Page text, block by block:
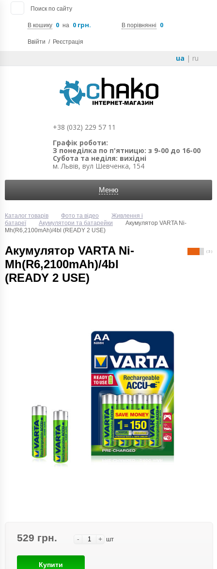
Поиск по сайту
В кошику 0 на 0 грн. В порівнянні 0
Ввійти / Реєстрація
ua | ru
+38 (032) 229 57 11
Графік роботи:
З понеділка по п'ятницю: з 9-00 до 16-00
Субота та неділя: вихідні
м. Львів, вул Шевченка, 154
Меню
Каталог товарів Фото та відео
Живлення і
батареї
Акумулятори та батарейки
Акумулятор VARTA Ni-
Mh(R6,2100mAh)/4bl (READY 2 USE)
Акумулятор VARTA Ni-
Mh(R6,2100mAh)/4bl
(READY 2 USE)
( 3 )
529 грн. - + шт
Купити